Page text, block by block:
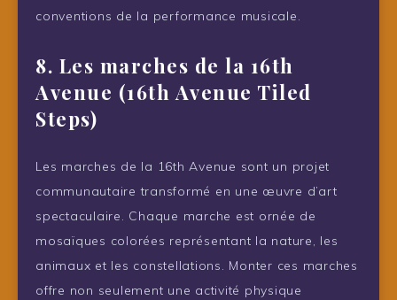
conventions de la performance musicale.
8. Les marches de la 16th
Avenue (16th Avenue Tiled
Steps)
Les marches de la 16th Avenue sont un projet
communautaire transformé en une œuvre d’art
spectaculaire. Chaque marche est ornée de
mosaïques colorées représentant la nature, les
animaux et les constellations. Monter ces marches
offre non seulement une activité physique